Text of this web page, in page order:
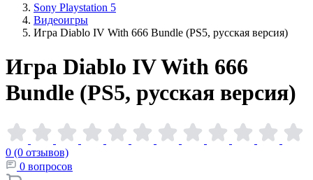
Sony Playstation 5
Видеоигры
Игра Diablo IV With 666 Bundle (PS5, русская версия)
Игра Diablo IV With 666
Bundle (PS5, русская версия)
0 (0 отзывов)
0 вопросов